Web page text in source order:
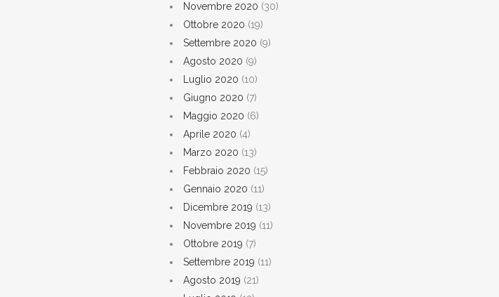
Novembre 2020 (30)
Ottobre 2020 (19)
Settembre 2020 (9)
Agosto 2020 (9)
Luglio 2020 (10)
Giugno 2020 (7)
Maggio 2020 (6)
Aprile 2020 (4)
Marzo 2020 (13)
Febbraio 2020 (15)
Gennaio 2020 (11)
Dicembre 2019 (13)
Novembre 2019 (11)
Ottobre 2019 (7)
Settembre 2019 (11)
Agosto 2019 (21)